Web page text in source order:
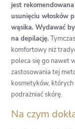
jest
usunięciu włosków
wąsika. Wydawać
na depilację.
komfortowy niż
poleca się go nawet
zastosowania tej
kosmetyków, których
podrażniać skórę.
Na czym